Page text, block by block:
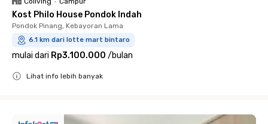
Kost Philo House Pondok Indah
Pondok Pinang, Kebayoran Lama
6.1 km dari lotte mart bintaro
mulai dari Rp3.100.000 /bulan
Lihat info lebih banyak